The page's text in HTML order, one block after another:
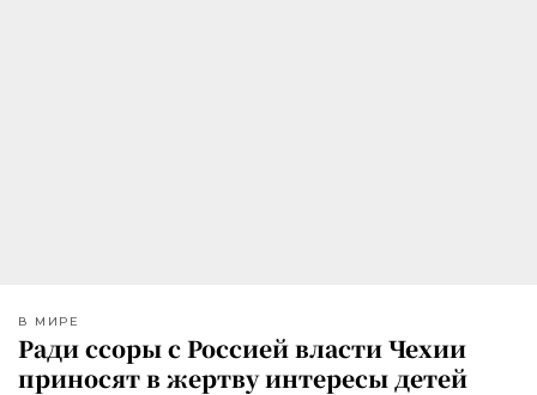
В МИРЕ
Ради ссоры с Россией власти Чехии
приносят в жертву интересы детей